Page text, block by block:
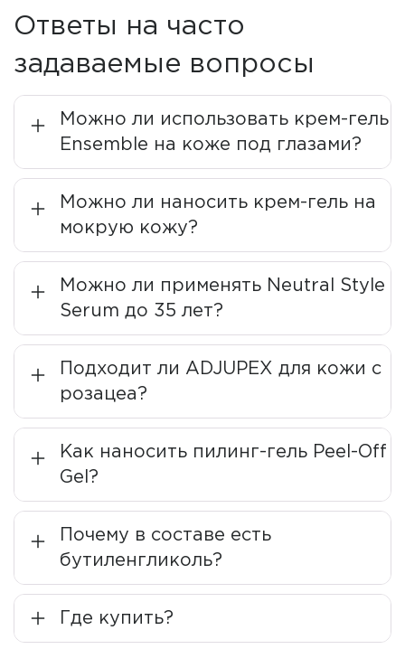
косметических средств, рожденных на стыке
традиционных рецептов и передовых технологий.
Бренд специализируется на
созданиигипоаллергенной косметики с лечебно-
профилактическим эффектом, разработанной
дерматологами для современных экологических
условий.
Основная философия ADJUPEX — бьюти-минимализм.
Это концепция, предполагающая отказ от
многоступенчатых ритуалов в пользу простого, но
высокоэффективного ухода с помощью 3-4 продуктов.
Такой подход обеспечивает глубокое воздействие на
кожу без перегрузки активными компонентами, что
особенно важно для чувствительной, склонной к
аллергии и обезвоженной кожи.
Уникальные технологии и
компоненты
Деионизированная вода
Ключевой компонент большинства продуктов ADJUPEX
— кристальная деионизированная вода глубокой
очистки. Ее низкомолекулярная структура с
отрицательно заряженными ионами обеспечивает
глубокое проникновение в эпидермис и дерму. Эта
вода активирует клеточное дыхание, ускоряет
заживление микроповреждений и создает
Ответы на часто
задаваемые вопросы
Можно ли использовать крем-гель
Ensemble на коже под глазами?
Можно ли наносить крем-гель на
мокрую кожу?
Можно ли применять Neutral Style
Serum до 35 лет?
Подходит ли ADJUPEX для кожи с
розацеа?
Как наносить пилинг-гель Peel-Off
Gel?
Почему в составе есть
бутиленгликоль?
Где купить?